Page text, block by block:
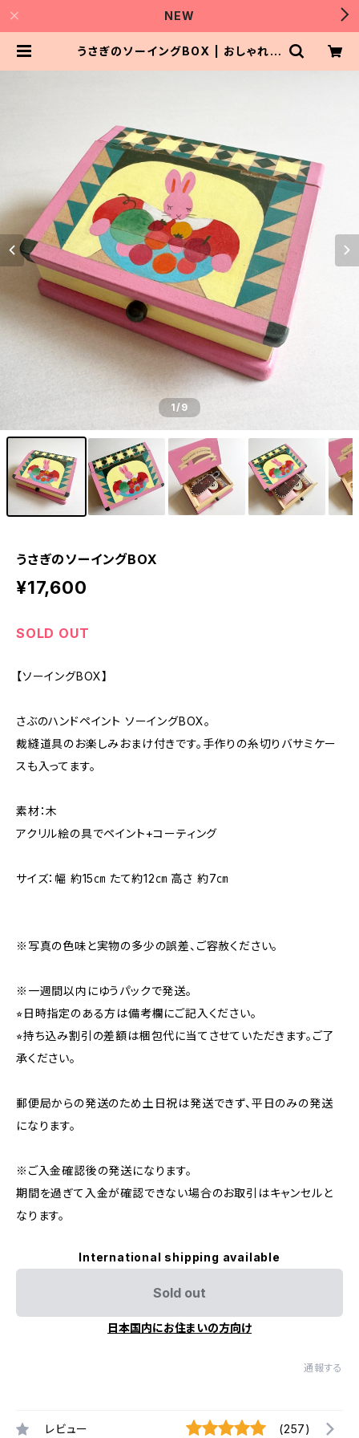
NEW
うさぎのソーイングBOX | おしゃれパ
1/9
うさぎのソーイングBOX
¥17,600
SOLD OUT
【ソーイングBOX】
さぶのハンドペイント ソーイングBOX。
裁縫道具のお楽しみおまけ付きです。手作りの糸切りバサミケー
スも入ってます。
素材：木
アクリル絵の具でペイント+コーティング
サイズ：幅 約15㎝ たて約12㎝ 高さ 約7㎝
※写真の色味と実物の多少の誤差、ご容赦ください。
※一週間以内にゆうパックで発送。
⭐︎日時指定のある方は備考欄にご記入ください。
⭐︎持ち込み割引の差額は梱包代に当てさせていただきます。ご了
承ください。
郵便局からの発送のため土日祝は発送できず、平日のみの発送
になります。
※ご入金確認後の発送になります。
期間を過ぎて入金が確認できない場合のお取引はキャンセルと
なります。
International shipping available
Sold out
日本国内にお住まいの方向け
通報する
レビュー (257)